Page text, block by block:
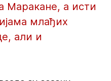
Маракане, а исти
млађих
али и